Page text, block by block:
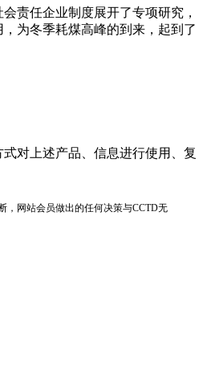
责任企业制度展开了专项研究，
为冬季耗煤高峰的到来，起到了
对上述产品、信息进行使用、复
，网站会员做出的任何决策与CCTD无